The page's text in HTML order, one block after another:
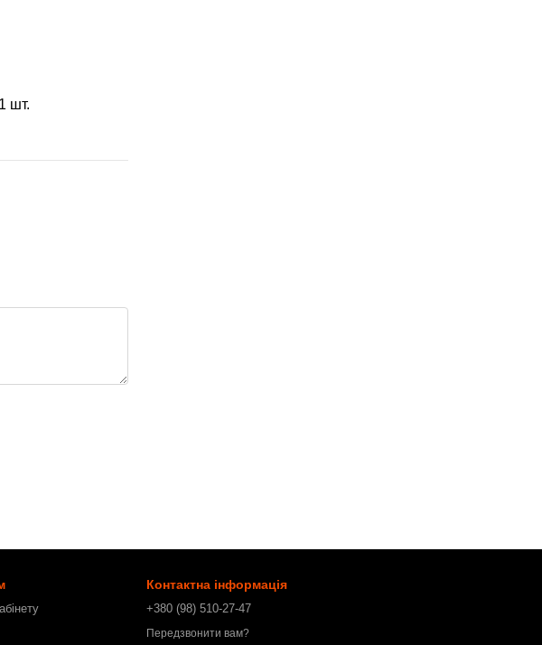
шт.
Контактна інформація
+380 (98) 510-27-47
Передзвонити вам?